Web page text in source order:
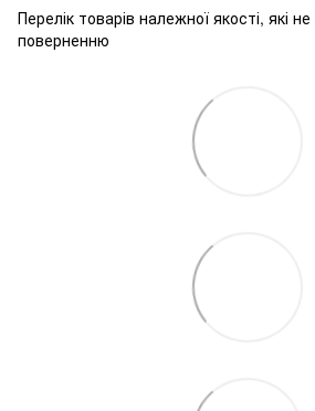
Перелік товарів належної якості, які
поверненню